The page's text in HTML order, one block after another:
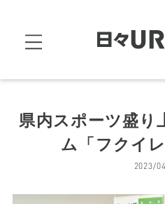
県内スポーツ盛
ム「フクイ
2023/